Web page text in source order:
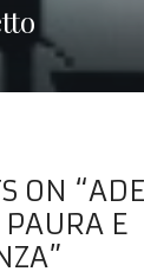
ON
E